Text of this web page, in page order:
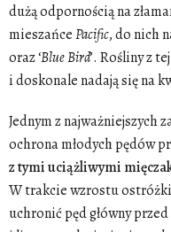
dużą odpornością na
mieszańcePacific, do nich
oraz ‘BlueBird’. Rośliny z
i doskonale nadają się na
Jednym z najważniejszych
ochrona młodych pędów
z tymi uciążliwymi
W trakcie wzrostu
uchronić pęd główny